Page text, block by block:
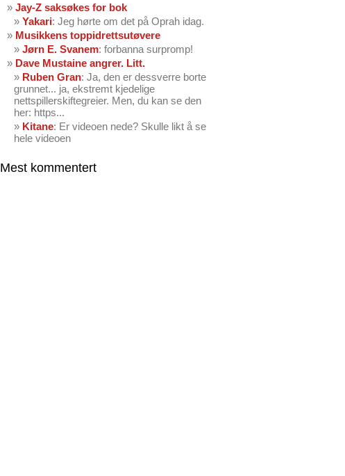
Jay-Z saksøkes for bok
Yakari: Jeg hørte om det på Oprah idag.
Musikkens toppidrettsutøvere
Jørn E. Svanem: forbanna surpromp!
Dave Mustaine angrer. Litt.
Ruben Gran: Ja, den er dessverre borte
grunnet... ja, ekstremt kjedelige
nettspillerskiftegreier. Men, du kan se den
her: https...
Kitane: Er videoen nede? Skulle likt å se
hele videoen
Mest kommentert